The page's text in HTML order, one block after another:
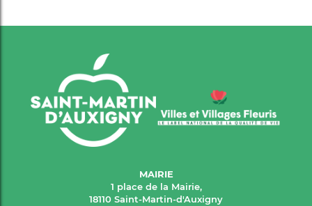
MAIRIE
1 place de la Mairie,
18110 Saint-Martin-d'Auxigny